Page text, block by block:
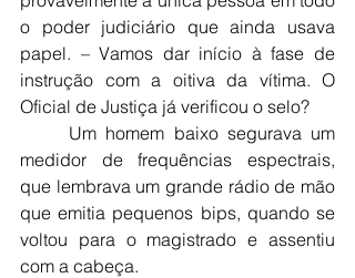
o poder judiciário que ainda usava
papel. – Vamos dar início à fase de
instrução com a oitiva da vítima. O
Oficial de Justiça já verificou o selo?
medidor de frequências espectrais,
que lembrava um grande rádio de mão
que emitia pequenos bips, quando se
voltou para o magistrado e assentiu
com a cabeça.